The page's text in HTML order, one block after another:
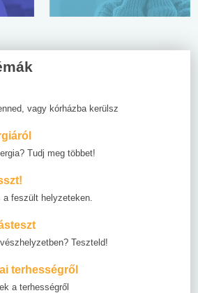
vagy kórházba kerülsz
Tudj meg többet!
feszült helyzeteken.
Teszteld!
terhességről
a terhességről